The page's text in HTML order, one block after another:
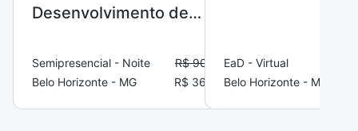
Desenvolvimento de
Semipresencial - Noite
R$ 908,10
Belo Horizonte - MG
R$ 360,61
EaD - Virtual
Belo Horizonte - MG